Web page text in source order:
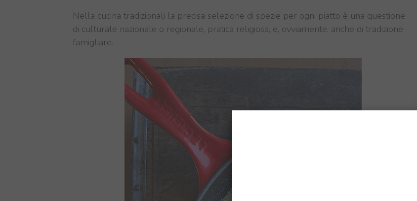
Nella cucina tradizionali la precisa selezione di spezie per ogni piatto è una questione
di culturale nazionale o regionale, pratica religiosa, e, ovviamente, anche di tradizione
famigliare.